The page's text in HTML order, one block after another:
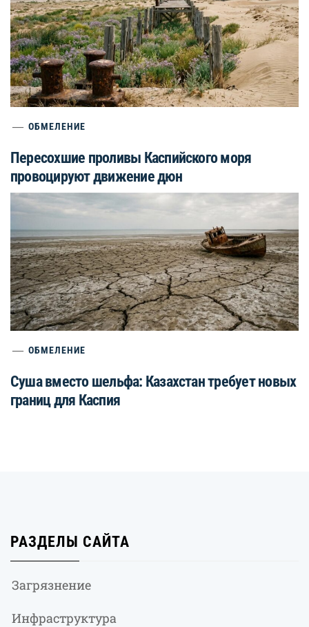
ОБМЕЛЕНИЕ
Пересохшие проливы Каспийского моря
провоцируют движение дюн
ОБМЕЛЕНИЕ
Суша вместо шельфа: Казахстан требует новых
границ для Каспия
РАЗДЕЛЫ САЙТА
Загрязнение
Инфраструктура